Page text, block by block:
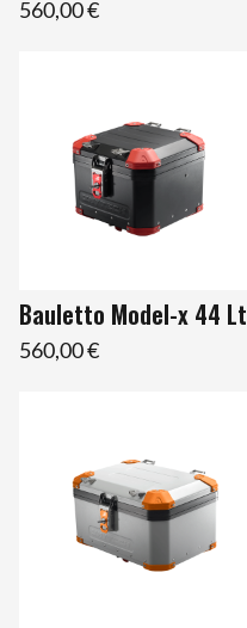
560,00 €
Bauletto Model-x 44 Lt
560,00 €